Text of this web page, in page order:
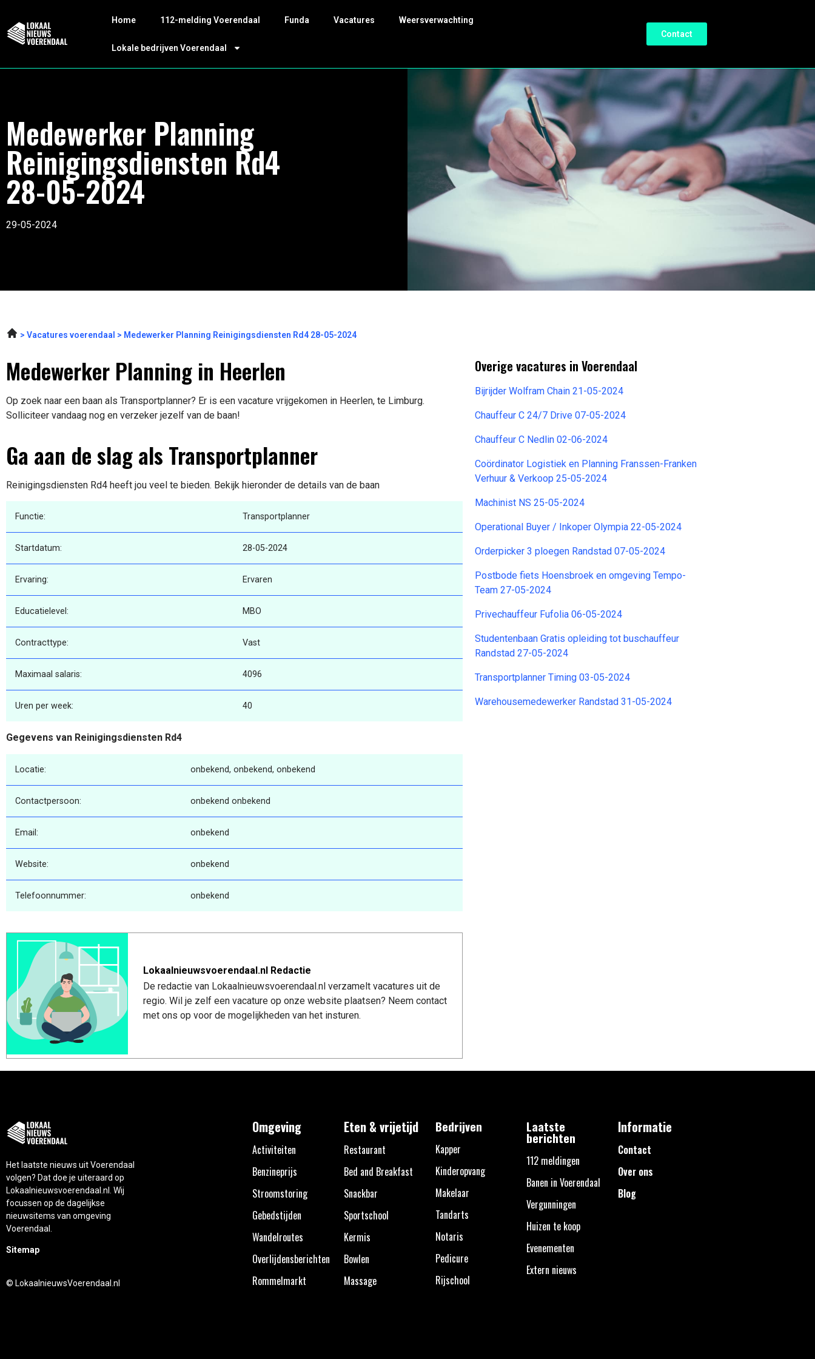
Home 112-melding Voerendaal Funda Vacatures Weersverwachting
Lokale bedrijven Voerendaal
Contact
Medewerker Planning
Reinigingsdiensten Rd4
28-05-2024
29-05-2024
Vacatures voerendaal Medewerker Planning Reinigingsdiensten Rd4 28-05-2024
Medewerker Planning in Heerlen
Op zoek naar een baan als Transportplanner? Er is een vacature vrijgekomen in Heerlen, te Limburg.
Solliciteer vandaag nog en verzeker jezelf van de baan!
Ga aan de slag als Transportplanner
Reinigingsdiensten Rd4 heeft jou veel te bieden. Bekijk hieronder de details van de baan
Functie: Transportplanner
Startdatum: 28-05-2024
Ervaring: Ervaren
Educatielevel: MBO
Contracttype: Vast
Maximaal salaris: 4096
Uren per week: 40
Gegevens van Reinigingsdiensten Rd4
Locatie: onbekend, onbekend, onbekend
Contactpersoon: onbekend onbekend
Email: onbekend
Website: onbekend
Telefoonnummer: onbekend
Lokaalnieuwsvoerendaal.nl Redactie
De redactie van Lokaalnieuwsvoerendaal.nl verzamelt vacatures uit de
regio. Wil je zelf een vacature op onze website plaatsen? Neem contact
met ons op voor de mogelijkheden van het insturen.
Overige vacatures in Voerendaal
Bijrijder Wolfram Chain 21-05-2024
Chauffeur C 24/7 Drive 07-05-2024
Chauffeur C Nedlin 02-06-2024
Coördinator Logistiek en Planning Franssen-Franken
Verhuur & Verkoop 25-05-2024
Machinist NS 25-05-2024
Operational Buyer / Inkoper Olympia 22-05-2024
Orderpicker 3 ploegen Randstad 07-05-2024
Postbode fiets Hoensbroek en omgeving Tempo-
Team 27-05-2024
Privechauffeur Fufolia 06-05-2024
Studentenbaan Gratis opleiding tot buschauffeur
Randstad 27-05-2024
Transportplanner Timing 03-05-2024
Warehousemedewerker Randstad 31-05-2024
Het laatste nieuws uit Voerendaal
volgen? Dat doe je uiteraard op
Lokaalnieuwsvoerendaal.nl. Wij
focussen op de dagelijkse
nieuwsitems van omgeving
Voerendaal.
Sitemap
© LokaalnieuwsVoerendaal.nl
Omgeving
Activiteiten
Benzineprijs
Stroomstoring
Gebedstijden
Wandelroutes
Overlijdensberichten
Rommelmarkt
Eten & vrijetijd
Restaurant
Bed and Breakfast
Snackbar
Sportschool
Kermis
Bowlen
Massage
Bedrijven
Kapper
Kinderopvang
Makelaar
Tandarts
Notaris
Pedicure
Rijschool
Laatste
berichten
112 meldingen
Banen in Voerendaal
Vergunningen
Huizen te koop
Evenementen
Extern nieuws
Informatie
Contact
Over ons
Blog